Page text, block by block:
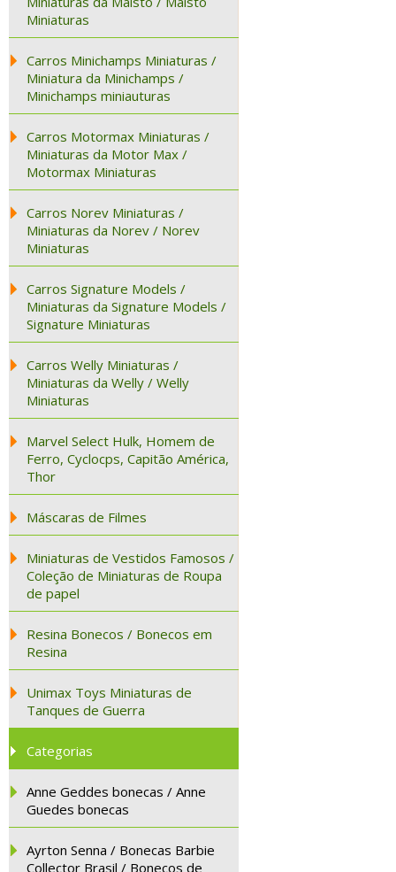
Miniaturas
Carros Minichamps Miniaturas /
Miniatura da Minichamps /
Minichamps miniauturas
Carros Motormax Miniaturas /
Miniaturas da Motor Max /
Motormax Miniaturas
Carros Norev Miniaturas /
Miniaturas da Norev / Norev
Miniaturas
Carros Signature Models /
Miniaturas da Signature Models /
Signature Miniaturas
Carros Welly Miniaturas /
Miniaturas da Welly / Welly
Miniaturas
Marvel Select Hulk, Homem de
Ferro, Cyclocps, Capitão América,
Thor
Máscaras de Filmes
Miniaturas de Vestidos Famosos /
Coleção de Miniaturas de Roupa
de papel
Resina Bonecos / Bonecos em
Resina
Unimax Toys Miniaturas de
Tanques de Guerra
Categorias
Anne Geddes bonecas / Anne
Guedes bonecas
Ayrton Senna / Bonecas Barbie
Collector Brasil / Bonecos de